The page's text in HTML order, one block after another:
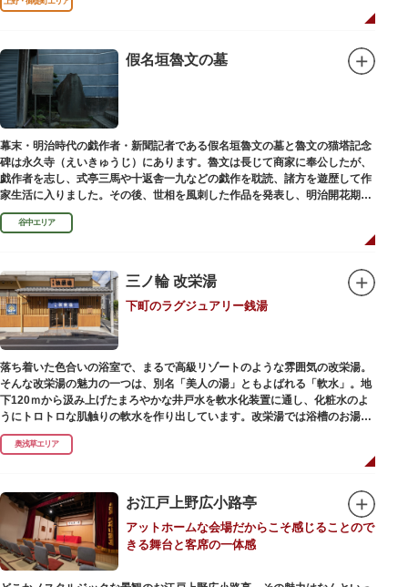
假名垣魯文の墓
幕末・明治時代の戯作者・新聞記者である假名垣魯文の墓と魯文の猫塔記念
碑は永久寺（えいきゅうじ）にあります。魯文は長じて商家に奉公したが、
戯作者を志し、式亭三馬や十返舎一九などの戯作を耽読、諸方を遊歴して作
家生活に入りました。その後、世相を風刺した作品を発表し、明治開花期の
花形作家となりました。墓石には、聖観音を線刻した板碑がはめ込まれてい
ます。谷中エリア
三ノ輪 改栄湯
下町のラグジュアリー銭湯
落ち着いた色合いの浴室で、まるで高級リゾートのような雰囲気の改栄湯。
そんな改栄湯の魅力の一つは、別名「美人の湯」ともよばれる「軟水」。地
下120ｍから汲み上げたまろやかな井戸水を軟水化装置に通し、化粧水のよ
うにトロトロな肌触りの軟水を作り出しています。改栄湯では浴槽のお湯か
らカランのお湯まですべてが軟水。お風呂上がりにはお肌しっとり、髪の毛
さらさらになれることまちがいなしです。お風呂の種類も多く、高濃度浸透
炭酸泉、シルキーバス、ジェットバス、サウナなど気分によって様々なお風
そしてお風呂上がりには、キンキンに冷えた生ビールやレモンサワーで乾杯
するもよし、改栄湯名物こだわりの生乳ソフトクリームを食べるのもよし、
どの年代の方々も、身も心も温まる幸せな空間となっています。オリジナル
グッズの販売もありますのでお立ち寄りの際にはぜひ覗いてみてください
ね。
奥浅草エリア
お江戸上野広小路亭
アットホームな会場だからこそ感じることので
きる舞台と客席の一体感